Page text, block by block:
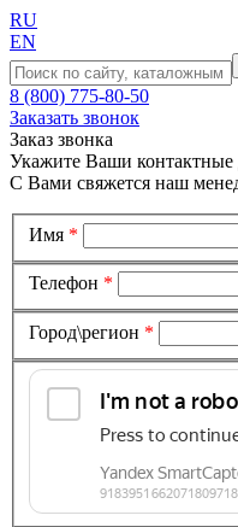
RU
EN
8 (800) 775-80-50
Заказать звонок
Заказ звонка
Укажите Ваши контактные
С Вами свяжется наш
Имя *
Телефон *
Город\регион *